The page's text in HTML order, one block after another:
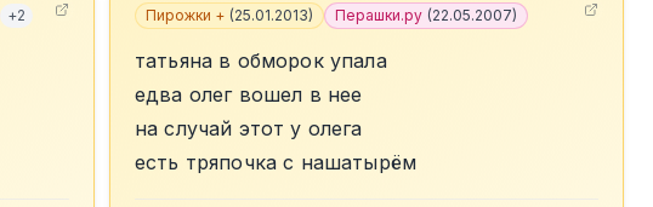
+2 Пирожки + (25.01.2013) Перашки.ру (22.05.2007)
татьяна в обморок упала
едва олег вошел в нее
на случай этот у олега
есть тряпочка с нашатырём